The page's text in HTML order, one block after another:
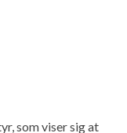
som viser sig at